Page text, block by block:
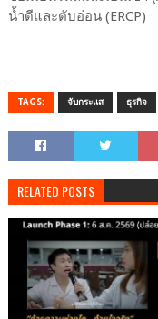
น้ำดีและตับอ่อน (ERCP)
TAGS: จับกระแส ธุรกิจ
RELATED POSTS